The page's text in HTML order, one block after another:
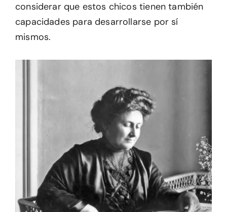
considerar que estos chicos tienen también
capacidades para desarrollarse por sí
mismos.